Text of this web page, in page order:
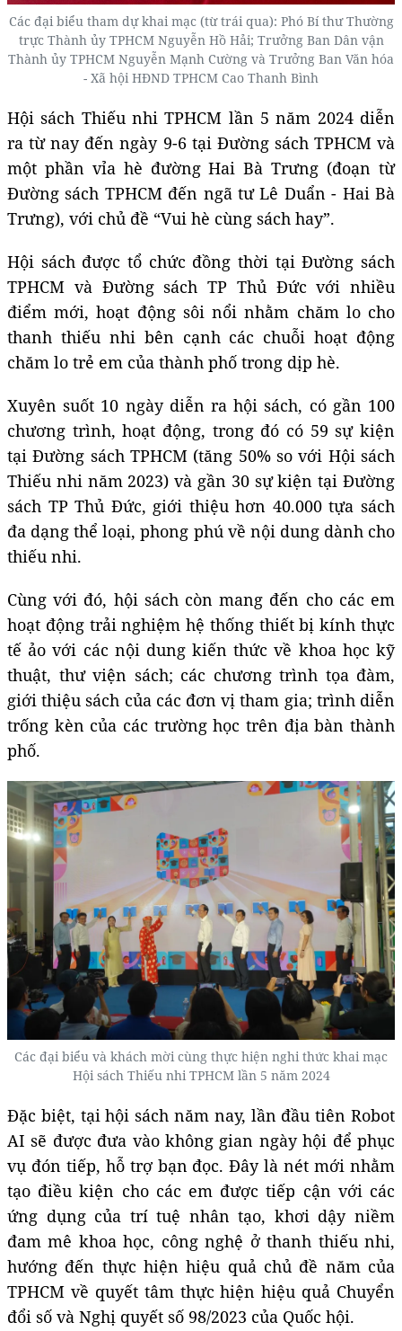
Các đại biểu tham dự khai mạc (từ trái qua): Phó Bí thư Thường
trực Thành ủy TPHCM Nguyễn Hồ Hải; Trưởng Ban Dân vận
Thành ủy TPHCM Nguyễn Mạnh Cường và Trưởng Ban Văn hóa
- Xã hội HĐND TPHCM Cao Thanh Bình
Hội sách Thiếu nhi TPHCM lần 5 năm 2024 diễn
ra từ nay đến ngày 9-6 tại Đường sách TPHCM và
một phần vỉa hè đường Hai Bà Trưng (đoạn từ
Đường sách TPHCM đến ngã tư Lê Duẩn - Hai Bà
Trưng), với chủ đề “Vui hè cùng sách hay”.
Hội sách được tổ chức đồng thời tại Đường sách
TPHCM và Đường sách TP Thủ Đức với nhiều
điểm mới, hoạt động sôi nổi nhằm chăm lo cho
thanh thiếu nhi bên cạnh các chuỗi hoạt động
chăm lo trẻ em của thành phố trong dịp hè.
Xuyên suốt 10 ngày diễn ra hội sách, có gần 100
chương trình, hoạt động, trong đó có 59 sự kiện
tại Đường sách TPHCM (tăng 50% so với Hội sách
Thiếu nhi năm 2023) và gần 30 sự kiện tại Đường
sách TP Thủ Đức, giới thiệu hơn 40.000 tựa sách
đa dạng thể loại, phong phú về nội dung dành cho
thiếu nhi.
Cùng với đó, hội sách còn mang đến cho các em
hoạt động trải nghiệm hệ thống thiết bị kính thực
tế ảo với các nội dung kiến thức về khoa học kỹ
thuật, thư viện sách; các chương trình tọa đàm,
giới thiệu sách của các đơn vị tham gia; trình diễn
trống kèn của các trường học trên địa bàn thành
phố.
Các đại biểu và khách mời cùng thực hiện nghi thức khai mạc
Hội sách Thiếu nhi TPHCM lần 5 năm 2024
Đặc biệt, tại hội sách năm nay, lần đầu tiên Robot
AI sẽ được đưa vào không gian ngày hội để phục
vụ đón tiếp, hỗ trợ bạn đọc. Đây là nét mới nhằm
tạo điều kiện cho các em được tiếp cận với các
ứng dụng của trí tuệ nhân tạo, khơi dậy niềm
đam mê khoa học, công nghệ ở thanh thiếu nhi,
hướng đến thực hiện hiệu quả chủ đề năm của
TPHCM về quyết tâm thực hiện hiệu quả Chuyển
đổi số và Nghị quyết số 98/2023 của Quốc hội.